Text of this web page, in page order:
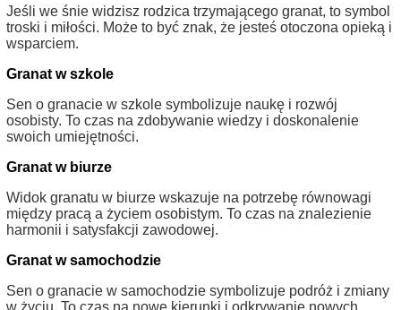
Jeśli we śnie widzisz rodzica trzymającego granat, to symbol
troski i miłości. Może to być znak, że jesteś otoczona opieką i
wsparciem.
Granat w szkole
Sen o granacie w szkole symbolizuje naukę i rozwój
osobisty. To czas na zdobywanie wiedzy i doskonalenie
swoich umiejętności.
Granat w biurze
Widok granatu w biurze wskazuje na potrzebę równowagi
między pracą a życiem osobistym. To czas na znalezienie
harmonii i satysfakcji zawodowej.
Granat w samochodzie
Sen o granacie w samochodzie symbolizuje podróż i zmiany
w życiu. To czas na nowe kierunki i odkrywanie nowych